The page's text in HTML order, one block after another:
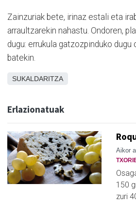
Zainzuriak bete, irinaz estali eta
arraultzarekin nahastu. Ondoren,
dugu: errukula gatzozpinduko
batekin.
SUKALDARITZA
Erlazionatuak
Aikor
150
zuri